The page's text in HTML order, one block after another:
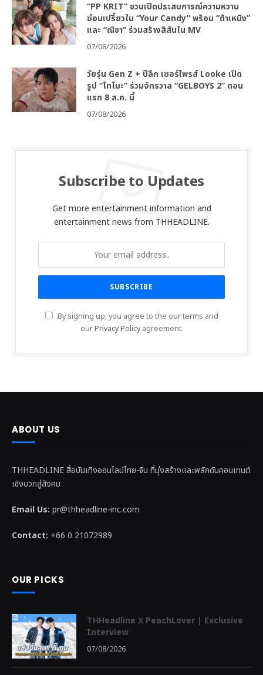
“PP KRIT” ชวนเปิดประสบการณ์ความหวาน
ซ่อนเปรี้ยวใน “Your Candy” พร้อม “ต้าเหนิง”
และ “ณิชา” ร่วมสร้างสีสันใน MV
07/08/2026
วัยรุ่น Gen Z + ปีลึก เซอร์ไพรส์ Looke เปิด
รูป “โทโมะ” ร่วมจักรวาล “GELBOYS 2” ตอน
แรก 8 ส.ค. นี้
07/08/2026
Subscribe to Updates
Get more entertainment information and
entertainment news from THHEADLINE.
By signing up, you agree to the our terms and
ourPrivacy Policyagreement.
ABOUT US
THHEADLINE สื่อบันเทิงออนไลน์ไทย-จีน ที่มุ่งสร้างและพลักดันคอนเทนต์
เชิงบวกสู่สังคม
Email Us: pr@thheadline-inc.com
Contact: +66 0 21072989
OUR PICKS
THHeadline X PeachLover | Exclusive
Interview
07/08/2026